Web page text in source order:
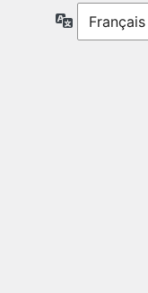
Langue